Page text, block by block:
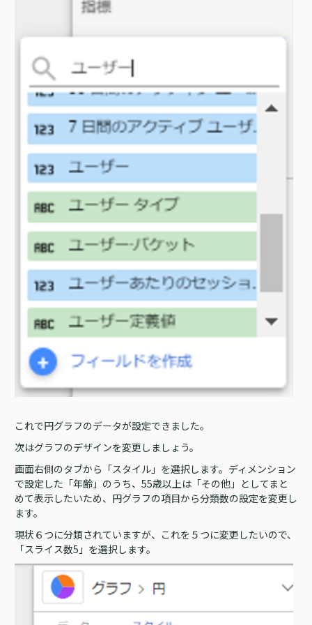
これで円グラフのデータが設定できました。
次はグラフのデザインを変更しましょう。
画面右側のタブから「スタイル」を選択します。ディメンション
で設定した「年齢」のうち、55歳以上は「その他」としてまと
めて表示したいため、円グラフの項目から分類数の設定を変更し
ます。
現状６つに分類されていますが、これを５つに変更したいので、
「スライス数5」を選択します。